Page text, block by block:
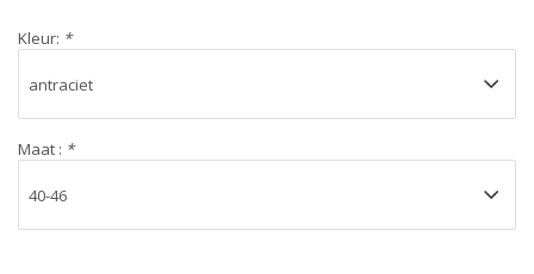
Kleur: *
Maat : *